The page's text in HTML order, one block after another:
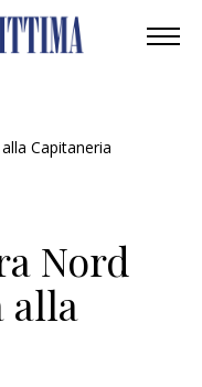
Capitaneria
Nord
alla